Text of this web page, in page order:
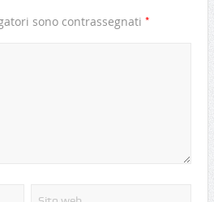
sono contrassegnati *